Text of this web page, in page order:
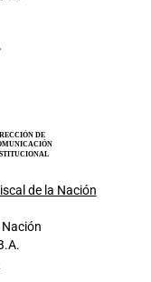
DE
de la Nación